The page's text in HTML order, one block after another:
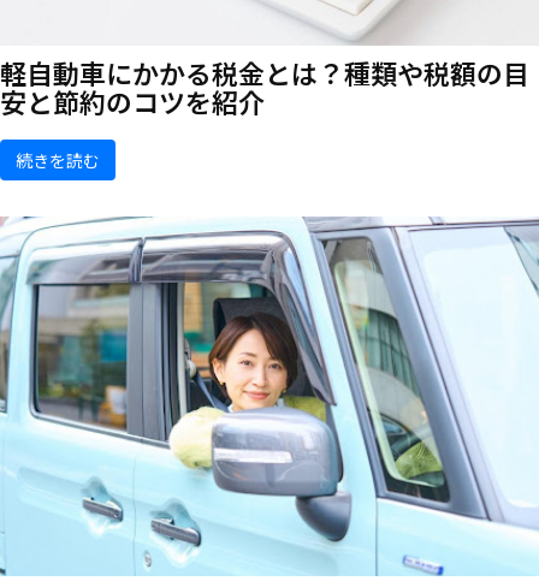
軽自動車にかかる税金とは？種類や税額の目
安と節約のコツを紹介
続きを読む